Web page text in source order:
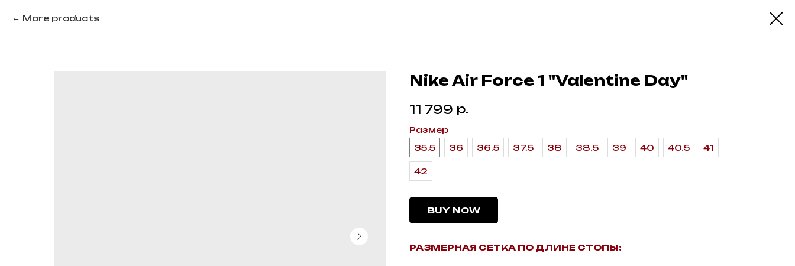
More products
Nike Air Force 1 "Valentine Day"
11 799 р.
Размер
35.5
36 36.5 37.5 38 38.5 39 40 40.5 41
42
BUY NOW
РАЗМЕРНАЯ СЕТКА ПО ДЛИНЕ СТОПЫ: